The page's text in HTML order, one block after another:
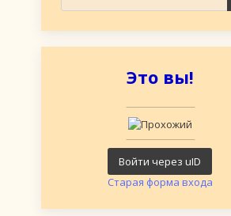
Это вы!
Войти через uID
Старая форма входа